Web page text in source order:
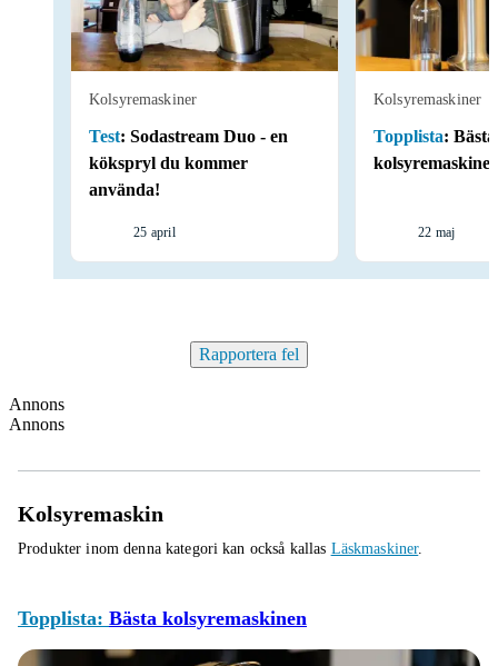
Kolsyremaskiner
Test: Sodastream Duo - en
kökspryl du kommer
använda!
25 april
Kolsyremaskiner
Topplista: Bästa
22 maj
Rapportera fel
Annons
Annons
Kolsyremaskin
Produkter inom denna kategori kan också kallas Läskmaskiner.
Topplista: Bästa kolsyremaskinen